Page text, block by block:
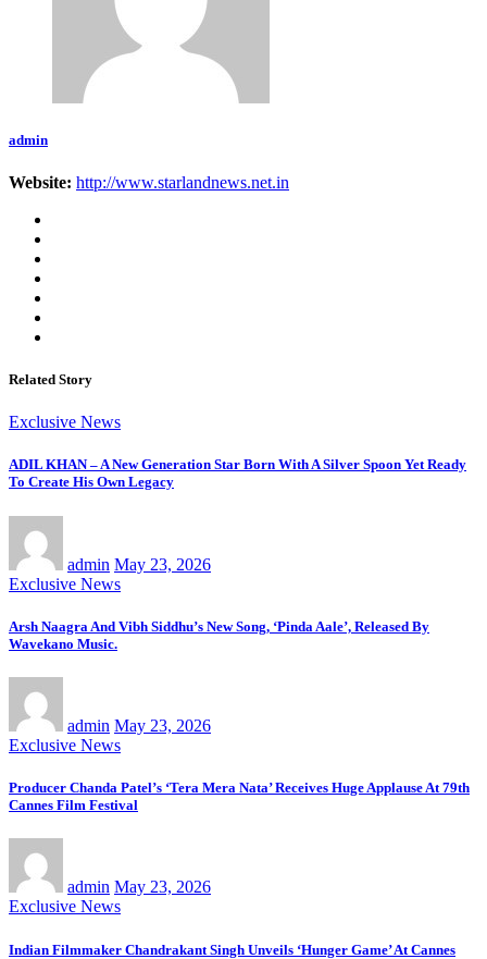
admin
Website: http://www.starlandnews.net.in
Related Story
Exclusive News
ADIL KHAN – A New Generation Star Born With A Silver Spoon Yet Ready
To Create His Own Legacy
admin May 23, 2026
Exclusive News
Arsh Naagra And Vibh Siddhu’s New Song, ‘Pinda Aale’, Released By
Wavekano Music.
admin May 23, 2026
Exclusive News
Producer Chanda Patel’s ‘Tera Mera Nata’ Receives Huge Applause At 79th
Cannes Film Festival
admin May 23, 2026
Exclusive News
Indian Filmmaker Chandrakant Singh Unveils ‘Hunger Game’ At Cannes